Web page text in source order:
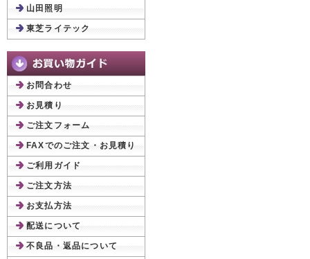
山田照明
東芝ライテック
お問合わせ
お見積り
ご注文フォーム
FAXでのご注文・お見積り
ご利用ガイド
ご注文方法
お支払方法
配送について
不良品・返品について